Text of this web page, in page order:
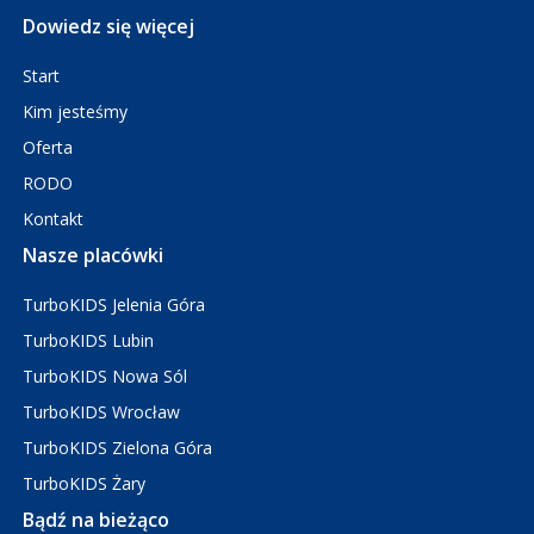
Dowiedz się więcej
Start
Kim jesteśmy
Oferta
RODO
Kontakt
Nasze placówki
TurboKIDS Jelenia Góra
TurboKIDS Lubin
TurboKIDS Nowa Sól
TurboKIDS Wrocław
TurboKIDS Zielona Góra
TurboKIDS Żary
Bądź na bieżąco